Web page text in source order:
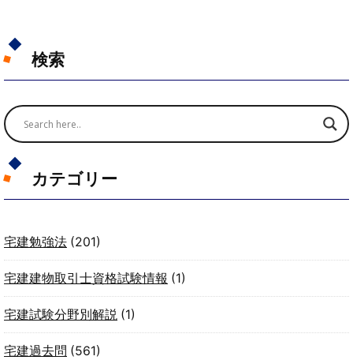
検索
カテゴリー
宅建勉強法 (201)
宅建建物取引士資格試験情報 (1)
宅建試験分野別解説 (1)
宅建過去問 (561)